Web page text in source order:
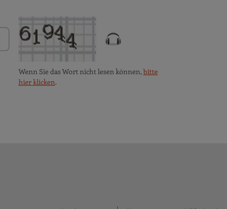
Wenn Sie das Wort nicht lesen können,bitte
hier klicken.